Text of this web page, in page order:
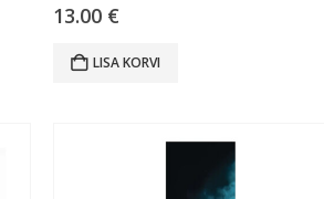
13.00 €
LISA KORVI